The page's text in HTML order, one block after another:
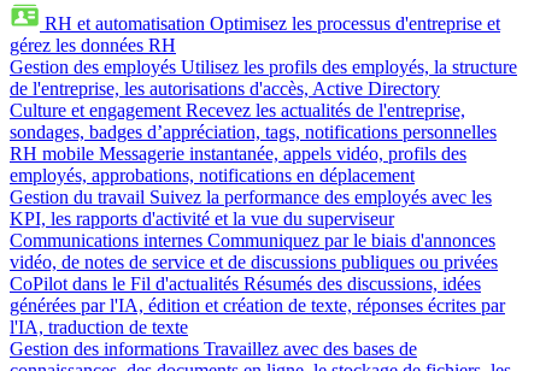
RH et automatisation Optimisez les processus d'entreprise et
gérez les données RH
Gestion des employés Utilisez les profils des employés, la structure
de l'entreprise, les autorisations d'accès, Active Directory
Culture et engagement Recevez les actualités de l'entreprise,
sondages, badges d’appréciation, tags, notifications personnelles
RH mobile Messagerie instantanée, appels vidéo, profils des
employés, approbations, notifications en déplacement
Gestion du travail Suivez la performance des employés avec les
KPI, les rapports d'activité et la vue du superviseur
Communications internes Communiquez par le biais d'annonces
vidéo, de notes de service et de discussions publiques ou privées
CoPilot dans le Fil d'actualités Résumés des discussions, idées
générées par l'IA, édition et création de texte, réponses écrites par
l'IA, traduction de texte
Gestion des informations Travaillez avec des bases de